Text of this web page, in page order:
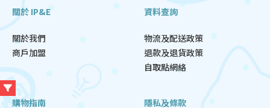
關於 IP&E
關於我們
商戶加盟
資料查詢
物流及配送政策
退款及退貨政策
自取點網絡
購物指南 隱私及條款